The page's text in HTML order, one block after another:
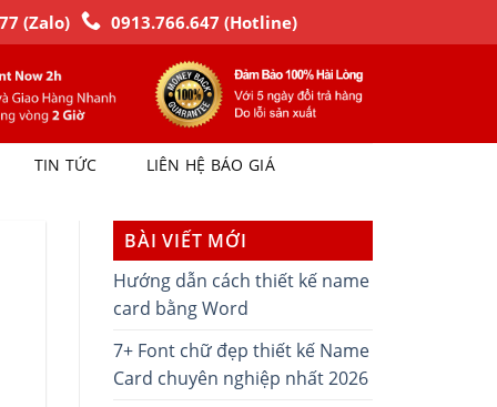
(Zalo) 0913.766.647 (Hotline)
TIN TỨC LIÊN HỆ BÁO GIÁ
BÀI VIẾT MỚI
Hướng dẫn cách thiết kế name
card bằng Word
7+ Font chữ đẹp thiết kế Name
Card chuyên nghiệp nhất 2026